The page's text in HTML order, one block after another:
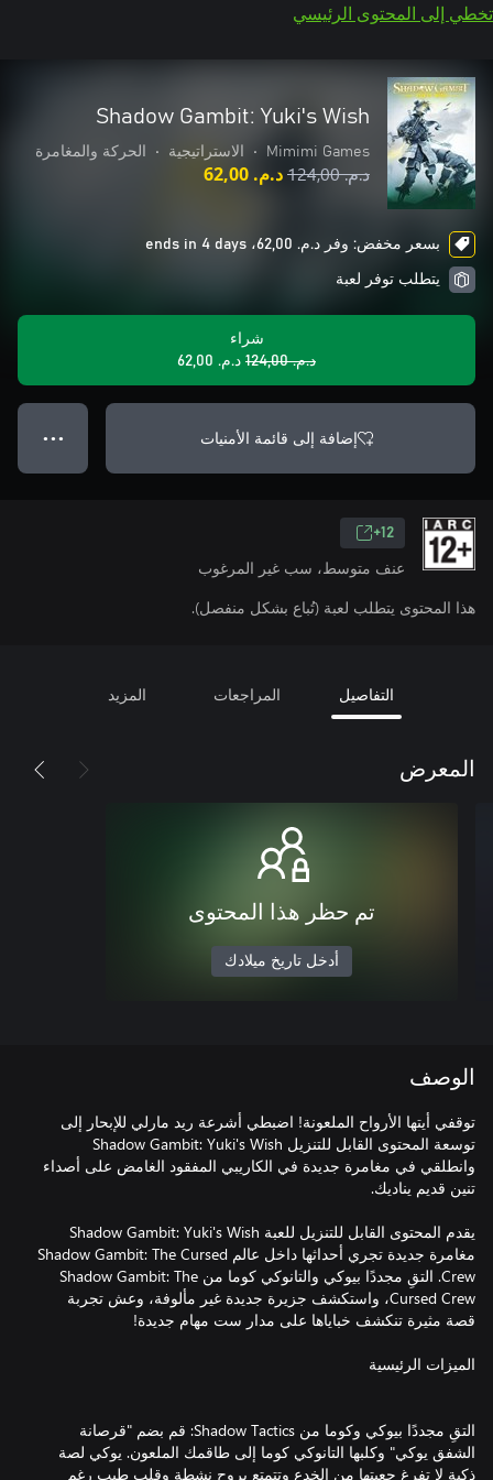
تخطي إلى المحتوى الرئيسي
Shadow Gambit: Yuki's Wish
Mimimi Games
• الاستراتيجية • الحركة والمغامرة
د.م.‏ 124,00 د.م.‏ 62,00
بسعر مخفض: وفر د.م.‏ 62,00، ends in 4 days
يتطلب توفر لعبة
شراء
د.م.‏ 124,00
د.م.‏ 62,00
إضافة إلى قائمة الأمنيات ● ● ●
12+
عنف متوسط، سب غير المرغوب
هذا المحتوى يتطلب لعبة (تُباع بشكل منفصل).
التفاصيل المراجعات المزيد
المعرض
تم حظر هذا المحتوى
أدخل تاريخ ميلادك
الوصف
توقفي أيتها الأرواح الملعونة! اضبطي أشرعة ريد مارلي للإبحار إلى
توسعة المحتوى القابل للتنزيل Shadow Gambit: Yuki's Wish
وانطلقي في مغامرة جديدة في الكاريبي المفقود الغامض على أصداء
يقدم المحتوى القابل للتنزيل للعبة Shadow Gambit: Yuki's Wish
مغامرة جديدة تجري أحداثها داخل عالم Shadow Gambit: The Cursed
Crew. التقِ مجددًا بيوكي والتانوكي كوما من Shadow Gambit: The
Cursed Crew، واستكشف جزيرة جديدة غير مألوفة، وعش تجربة
التقِ مجددًا بيوكي وكوما من Shadow Tactics: قم بضم "قرصانة
الشفق يوكي" وكلبها التانوكي كوما إلى طاقمك الملعون. يوكي لصة
ذكية لا تفرغ جعبتها من الخدع وتتمتع بروح نشطة وقلب طيب رغم